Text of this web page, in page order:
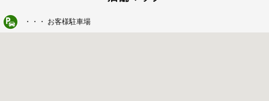
・・・ お客様駐車場